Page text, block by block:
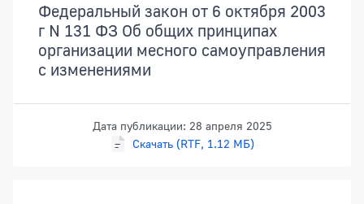
Федеральный закон от 6 октября 2003
г N 131 ФЗ Об общих принципах
организации месного самоуправления
с изменениями
Дата публикации: 28 апреля 2025
Скачать (RTF, 1.12 МБ)